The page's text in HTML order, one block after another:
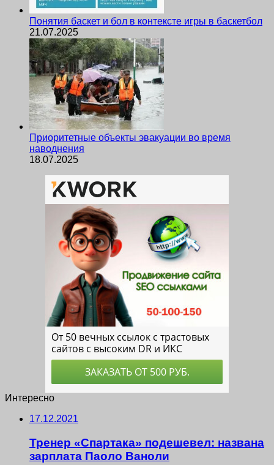
Понятия баскет и бол в контексте игры в баскетбол
21.07.2025
Приоритетные объекты эвакуации во время
наводнения
18.07.2025
Интересно
17.12.2021
Тренер «Спартака» подешевел: названа
зарплата Паоло Ваноли